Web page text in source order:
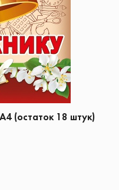
(остаток 18 штук)